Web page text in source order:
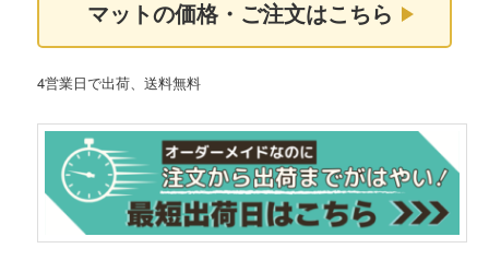
マットの価格・ご注文はこちら
4営業日で出荷、送料無料